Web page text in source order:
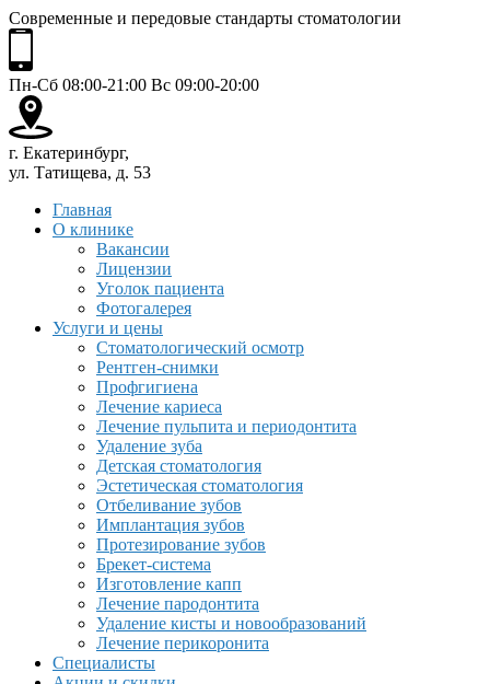
Современные и передовые стандарты стоматологии
Пн-Сб 08:00-21:00 Вс 09:00-20:00
г. Екатеринбург,
ул. Татищева, д. 53
Главная
О клинике
Вакансии
Лицензии
Уголок пациента
Фотогалерея
Услуги и цены
Стоматологический осмотр
Рентген-снимки
Профгигиена
Лечение кариеса
Лечение пульпита и периодонтита
Удаление зуба
Детская стоматология
Эстетическая стоматология
Отбеливание зубов
Имплантация зубов
Протезирование зубов
Брекет-система
Изготовление капп
Лечение пародонтита
Удаление кисты и новообразований
Лечение перикоронита
Специалисты